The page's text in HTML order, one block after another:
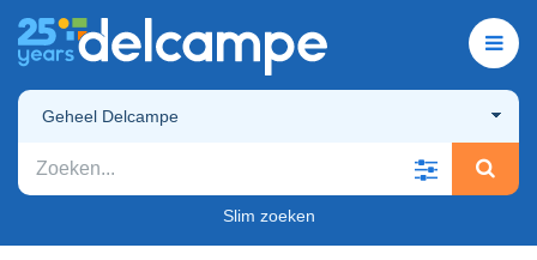
Geheel Delcampe
Slim zoeken